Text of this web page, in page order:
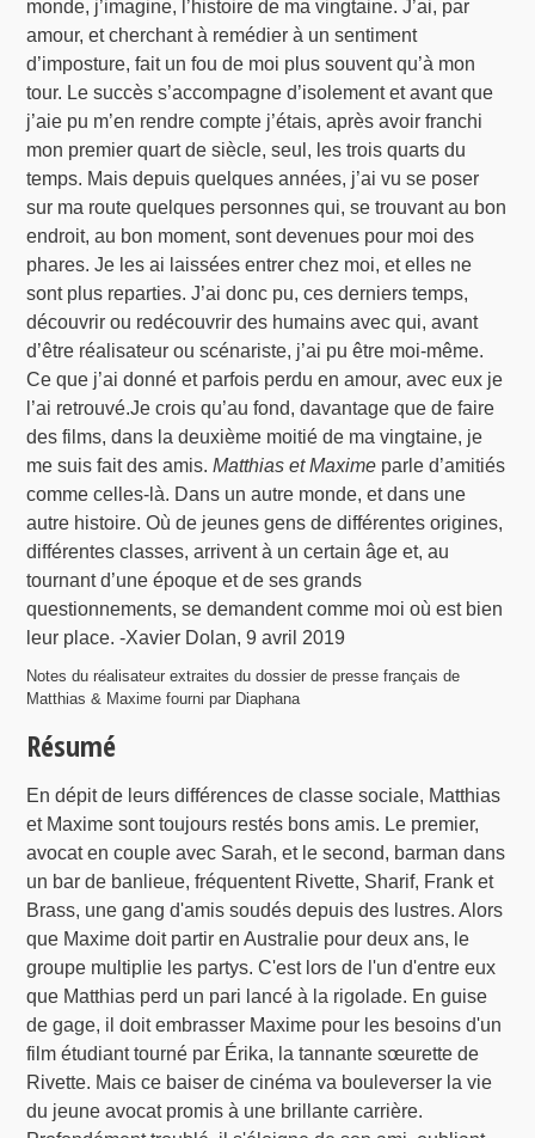
monde, j’imagine, l’histoire de ma vingtaine. J’ai, par
amour, et cherchant à remédier à un sentiment
d’imposture, fait un fou de moi plus souvent qu’à mon
tour. Le succès s’accompagne d’isolement et avant que
j’aie pu m’en rendre compte j’étais, après avoir franchi
mon premier quart de siècle, seul, les trois quarts du
temps. Mais depuis quelques années, j’ai vu se poser
sur ma route quelques personnes qui, se trouvant au bon
endroit, au bon moment, sont devenues pour moi des
phares. Je les ai laissées entrer chez moi, et elles ne
sont plus reparties. J’ai donc pu, ces derniers temps,
découvrir ou redécouvrir des humains avec qui, avant
d’être réalisateur ou scénariste, j’ai pu être moi-même.
Ce que j’ai donné et parfois perdu en amour, avec eux je
l’ai retrouvé.Je crois qu’au fond, davantage que de faire
des films, dans la deuxième moitié de ma vingtaine, je
me suis fait des amis.Matthias et Maxime parle d’amitiés
comme celles-là. Dans un autre monde, et dans une
autre histoire. Où de jeunes gens de différentes origines,
différentes classes, arrivent à un certain âge et, au
tournant d’une époque et de ses grands
questionnements, se demandent comme moi où est bien
leur place. -Xavier Dolan, 9 avril 2019
Notes du réalisateur extraites du dossier de presse français de
Matthias & Maxime fourni par Diaphana
Résumé
En dépit de leurs différences de classe sociale, Matthias
et Maxime sont toujours restés bons amis. Le premier,
avocat en couple avec Sarah, et le second, barman dans
un bar de banlieue, fréquentent Rivette, Sharif, Frank et
Brass, une gang d'amis soudés depuis des lustres. Alors
que Maxime doit partir en Australie pour deux ans, le
groupe multiplie les partys. C'est lors de l'un d'entre eux
que Matthias perd un pari lancé à la rigolade. En guise
de gage, il doit embrasser Maxime pour les besoins d'un
film étudiant tourné par Érika, la tannante sœurette de
Rivette. Mais ce baiser de cinéma va bouleverser la vie
du jeune avocat promis à une brillante carrière.